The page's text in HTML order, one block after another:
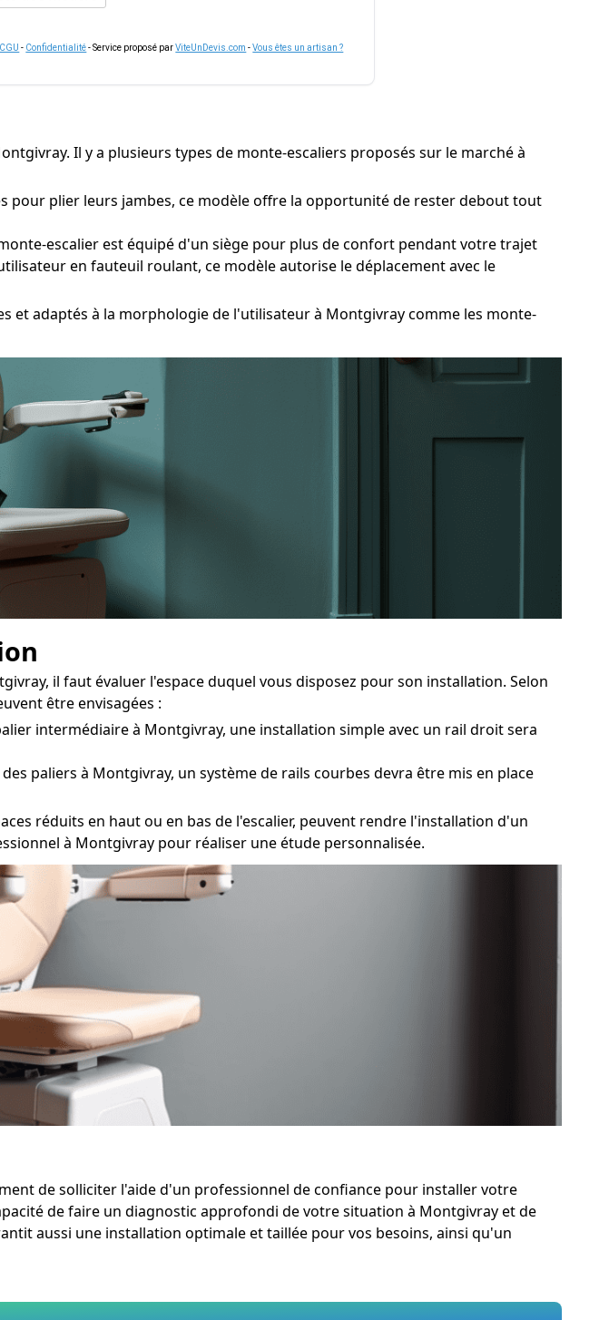
CGU - Confidentialité- Service proposé parViteUnDevis.com -Vous êtes un artisan ?
Il y a plusieurs types de monte-escaliers proposés sur le marché à
pour plier leurs jambes, ce modèle offre la opportunité de rester debout tout
escalier est équipé d'un siège pour plus de confort pendant votre trajet
en fauteuil roulant, ce modèle autorise le déplacement avec le
et adaptés à la morphologie de l'utilisateur à Montgivray comme les monte-
il faut évaluer l'espace duquel vous disposez pour son installation. Selon
être envisagées :
intermédiaire à Montgivray, une installation simple avec un rail droit sera
paliers à Montgivray, un système de rails courbes devra être mis en place
réduits en haut ou en bas de l'escalier, peuvent rendre l'installation d'un
à Montgivray pour réaliser une étude personnalisée.
de solliciter l'aide d'un professionnel de confiance pour installer votre
de faire un diagnostic approfondi de votre situation à Montgivray et de
aussi une installation optimale et taillée pour vos besoins, ainsi qu'un